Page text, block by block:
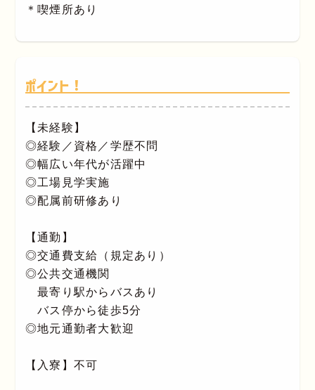
＊喫煙所あり
ポイント！
【未経験】
◎経験／資格／学歴不問
◎幅広い年代が活躍中
◎工場見学実施
◎配属前研修あり
【通勤】
◎交通費支給（規定あり）
◎公共交通機関
最寄り駅からバスあり
バス停から徒歩5分
◎地元通勤者大歓迎
【入寮】不可